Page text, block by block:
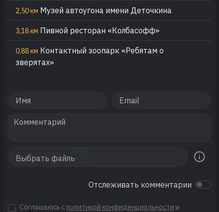
2,50 км Музей автоугона имени Деточкина
3,18 км Пивной ресторан «Колбасофф»
0,88 км Контактный зоопарк «Ребятам о
зверятах»
Отслеживать комментарии
Соглашаюсь с политикой конфиденциальности и